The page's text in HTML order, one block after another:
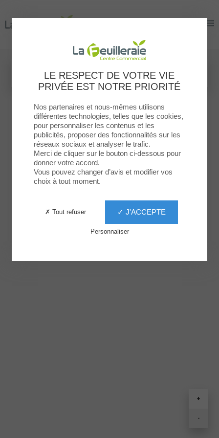
La Feuilleraie
+
-
La Feuilleraie
LE RESPECT DE VOTRE VIE
PRIVÉE EST NOTRE PRIORITÉ
Nos partenaires et nous-mêmes utilisons
différentes technologies, telles que les cookies,
pour personnaliser les contenus et les
publicités, proposer des fonctionnalités sur les
réseaux sociaux et analyser le trafic.
Merci de cliquer sur le bouton ci-dessous pour
donner votre accord.
Vous pouvez changer d’avis et modifier vos
choix à tout moment.
✓ J'ACCEPTE
✗ Tout refuser
Personnaliser